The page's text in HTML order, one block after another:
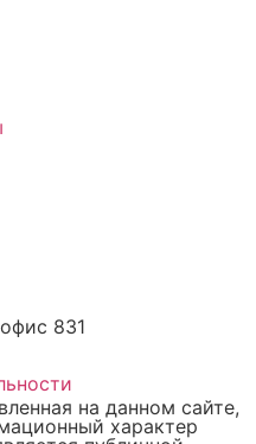
831
на данном сайте,
характер